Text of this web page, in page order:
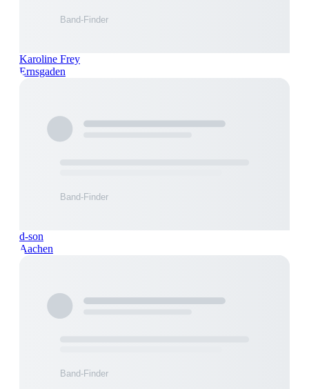
Karoline Frey
Ernsgaden
d-son
Aachen